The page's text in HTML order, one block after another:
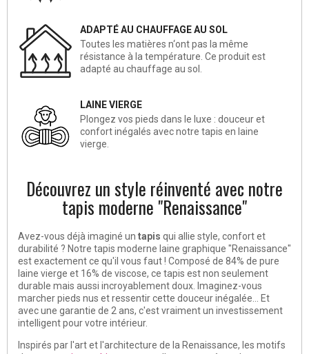
ADAPTÉ AU CHAUFFAGE AU SOL
Toutes les matières n‘ont pas la même
résistance à la température. Ce produit est
adapté au chauffage au sol.
LAINE VIERGE
Plongez vos pieds dans le luxe : douceur et
confort inégalés avec notre tapis en laine
vierge.
Découvrez un style réinventé avec notre
tapis moderne "Renaissance"
Avez-vous déjà imaginé un tapis qui allie style, confort et
durabilité ? Notre tapis moderne laine graphique "Renaissance"
est exactement ce qu'il vous faut ! Composé de 84% de pure
laine vierge et 16% de viscose, ce tapis est non seulement
durable mais aussi incroyablement doux. Imaginez-vous
marcher pieds nus et ressentir cette douceur inégalée... Et
avec une garantie de 2 ans, c'est vraiment un investissement
intelligent pour votre intérieur.
Inspirés par l'art et l'architecture de la Renaissance, les motifs